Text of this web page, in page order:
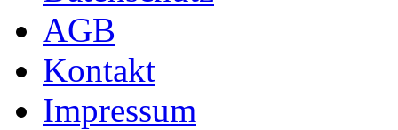
AGB
Kontakt
Impressum